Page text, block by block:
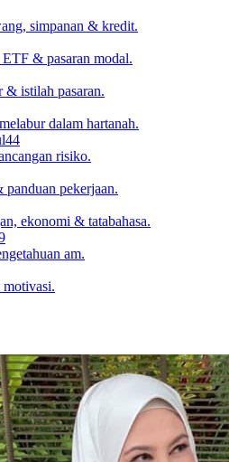
simpanan & kredit.
ETF & pasaran modal.
& istilah pasaran.
dalam hartanah.
44
risiko.
panduan pekerjaan.
ekonomi & tatabahasa.
am.